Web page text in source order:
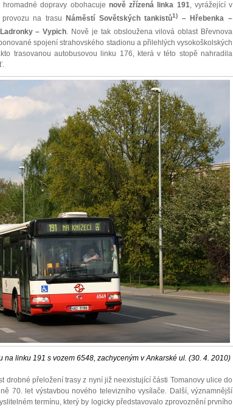
dopravy obohacuje nově zřízená linka 191, vyrážející v
na trasu
Náměstí Sovětských tankistů1)
– Hřebenka –
– Vypich. Nově je tak obsloužena vilová oblast Břevnova
spojení strahovského stadionu a přilehlých vysokoškolských
trasovanou autobusovou linku 176, která v této stopě nahradila
linku 191 s vozem 6548, zachyceným v Ankarské ul. (30. 4. 2010)
drobné přeložení trasy z nyní již neexistující části Tomanovy ulice do
70. let výstavbou nového televizního vysílače. Další, významnější
termínu, který by logicky představovalo zprovoznění prvního